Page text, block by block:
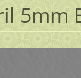
5mm